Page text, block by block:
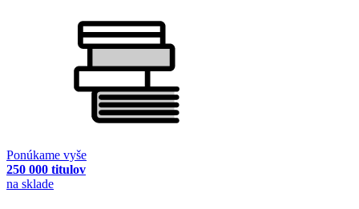
Ponúkame vyše
250 000 titulov
na sklade